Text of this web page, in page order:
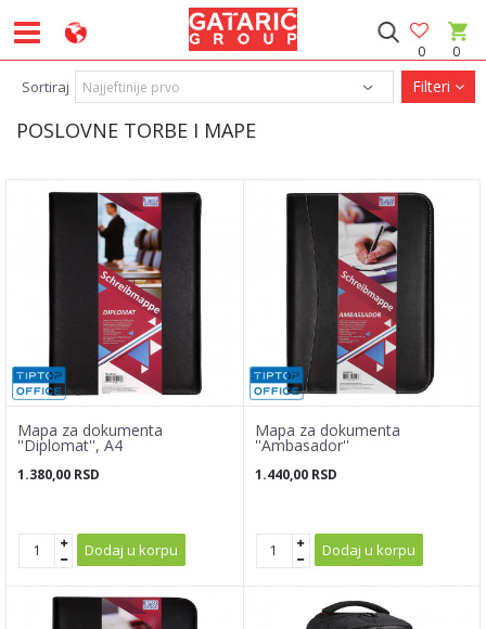
0
0
POSLOVNE TORBE I MAPE
Sortiraj Filteri
Mapa za dokumenta
''Diplomat'', A4
1.380,00 RSD
Dodaj u korpu
Mapa za dokumenta
''Ambasador''
1.440,00 RSD
Dodaj u korpu